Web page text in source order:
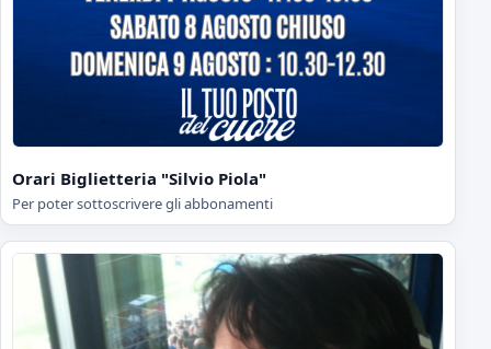
Orari Biglietteria "Silvio Piola"
Per poter sottoscrivere gli abbonamenti